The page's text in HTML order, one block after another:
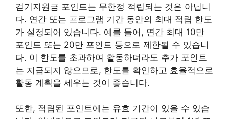
걷기지원금 포인트는 무한정 적립되는 것은 아닙니
다. 연간 또는 프로그램 기간 동안의 최대 적립 한도
가 설정되어 있습니다. 예를 들어, 연간 최대 10만
포인트 또는 20만 포인트 등으로 제한될 수 있습니
다. 이 한도를 초과하여 활동하더라도 추가 포인트
는 지급되지 않으므로, 한도를 확인하고 효율적으로
활동 계획을 세우는 것이 좋습니다.
또한, 적립된 포인트에는 유효 기간이 있을 수 있습